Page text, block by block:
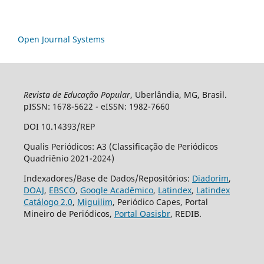
Open Journal Systems
Revista de Educação Popular, Uberlândia, MG, Brasil.
pISSN: 1678-5622 - eISSN: 1982-7660
DOI 10.14393/REP
Qualis Periódicos: A3 (Classificação de Periódicos
Quadriênio 2021-2024)
Indexadores/Base de Dados/Repositórios: Diadorim,
DOAJ, EBSCO, Google Acadêmico, Latindex, Latindex
Catálogo 2.0, Miguilim, Periódico Capes, Portal
Mineiro de Periódicos, Portal Oasisbr, REDIB.